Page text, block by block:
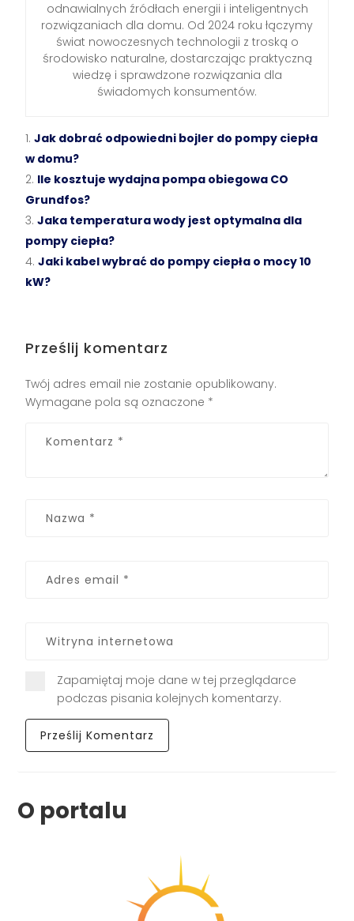
odnawialnych źródłach energii i inteligentnych
rozwiązaniach dla domu. Od 2024 roku łączymy
świat nowoczesnych technologii z troską o
środowisko naturalne, dostarczając praktyczną
wiedzę i sprawdzone rozwiązania dla
świadomych konsumentów.
Jak dobrać odpowiedni bojler do pompy ciepła
w domu?
Ile kosztuje wydajna pompa obiegowa CO
Grundfos?
Jaka temperatura wody jest optymalna dla
pompy ciepła?
Jaki kabel wybrać do pompy ciepła o mocy 10
kW?
Prześlij komentarz
Twój adres email nie zostanie opublikowany.
Wymagane pola są oznaczone *
Zapamiętaj moje dane w tej przeglądarce
podczas pisania kolejnych komentarzy.
O portalu